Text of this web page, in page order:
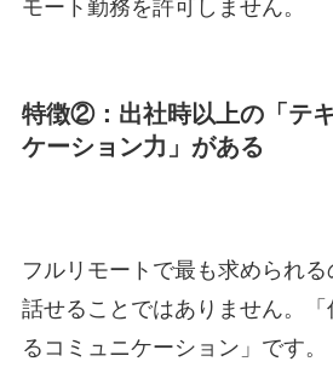
モート勤務を許可しません。
特徴②：出社時以上の「テ
ケーション力」がある
フルリモートで最も求められる
話せることではありません。
るコミュニケーション」です。